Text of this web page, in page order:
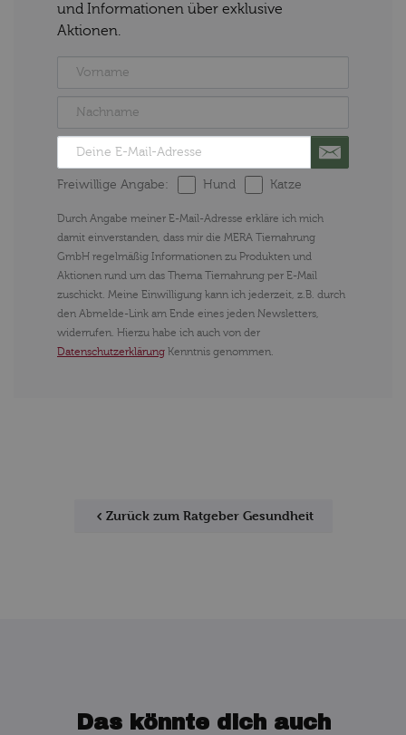
und Informationen über exklusive
Aktionen.
Freiwillige Angabe: Hund Katze
Durch Angabe meiner E-Mail-Adresse erkläre ich mich
damit einverstanden, dass mir die MERA Tiernahrung
GmbH regelmäßig Informationen zu Produkten und
Aktionen rund um das Thema Tiernahrung per E-Mail
zuschickt. Meine Einwilligung kann ich jederzeit, z.B. durch
den Abmelde-Link am Ende eines jeden Newsletters,
widerrufen. Hierzu habe ich auch von der
Datenschutzerklärung Kenntnis genommen.
Zurück zum Ratgeber Gesundheit
Das könnte dich auch